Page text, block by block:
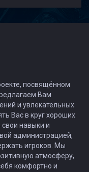
посвящённом
Вам
и увлекательных
Вас в круг хороших
навыки и
администрацией,
игроков. Мы
атмосферу,
комфортно и